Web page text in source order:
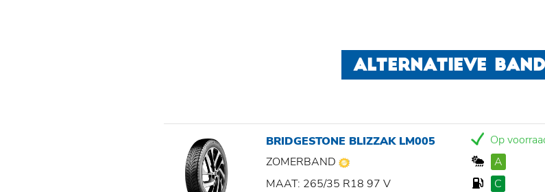
ALTERNATIEVE
BRIDGESTONE BLIZZAK LM005
ZOMERBAND
MAAT: 265/35 R18 97 V
Op
A
C